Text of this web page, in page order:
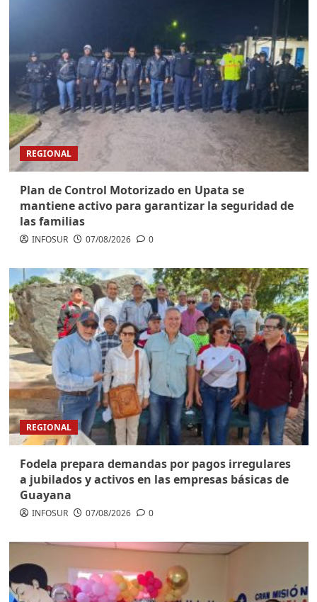
REGIONAL
Plan de Control Motorizado en Upata se
mantiene activo para garantizar la seguridad de
las familias
INFOSUR 07/08/2026 0
REGIONAL
Fodela prepara demandas por pagos irregulares
a jubilados y activos en las empresas básicas de
Guayana
INFOSUR 07/08/2026 0